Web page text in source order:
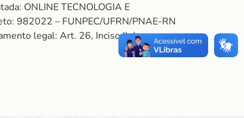
ONLINE TECNOLOGIA E
982022 – FUNPEC/UFRN/PNAE-RN
legal: Art. 26, Inciso II do